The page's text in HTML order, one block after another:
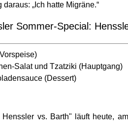
„Ich hatte Migräne.“
Sommer-Special:
Salat und Tzatziki (Hauptgang)
(Dessert)
vs. Barth" läuft heute,